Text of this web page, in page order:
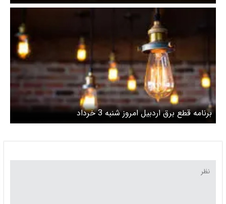
برنامه قطع برق اردبیل امروز شنبه 3 خرداد